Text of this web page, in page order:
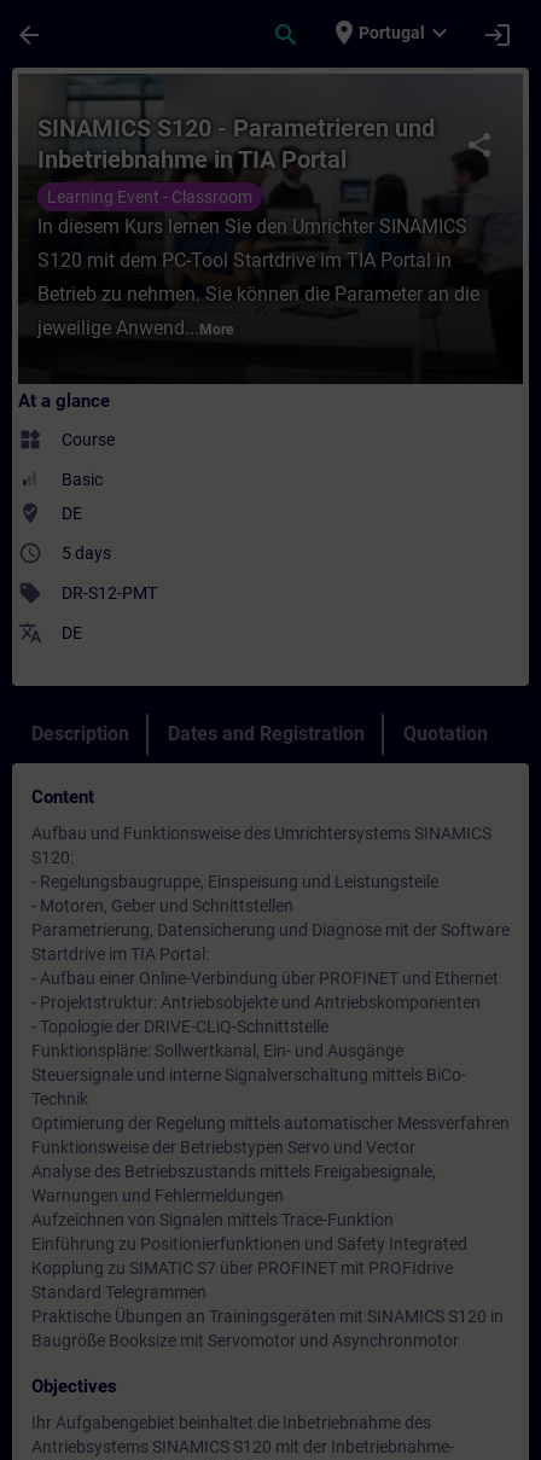
arrow_back search place Portugal expand_more login
Course - SINAMICS S120 -
share
SINAMICS S120 - Parametrieren und
Inbetriebnahme in TIA Portal
(Präsenz-Training)
Learning Event - Classroom
In diesem Kurs lernen Sie den Umrichter SINAMICS
S120 mit dem PC-Tool Startdrive im TIA Portal in
Betrieb zu nehmen. Sie können die Parameter an die
jeweilige Anwend... More
At a glance
widgets Course
Basic
where_to_vote DE
access_time 5 days
sell DR-S12-PMT
translate DE
Description Dates and Registration Quotation
Content
Aufbau und Funktionsweise des Umrichtersystems SINAMICS
S120:
- Regelungsbaugruppe, Einspeisung und Leistungsteile
- Motoren, Geber und Schnittstellen
Parametrierung, Datensicherung und Diagnose mit der Software
Startdrive im TIA Portal:
- Aufbau einer Online-Verbindung über PROFINET und Ethernet
- Projektstruktur: Antriebsobjekte und Antriebskomponenten
- Topologie der DRIVE-CLiQ-Schnittstelle
Funktionspläne: Sollwertkanal, Ein- und Ausgänge
Steuersignale und interne Signalverschaltung mittels BiCo-
Technik
Optimierung der Regelung mittels automatischer Messverfahren
Funktionsweise der Betriebstypen Servo und Vector
Analyse des Betriebszustands mittels Freigabesignale,
Warnungen und Fehlermeldungen
Aufzeichnen von Signalen mittels Trace-Funktion
Einführung zu Positionierfunktionen und Safety Integrated
Kopplung zu SIMATIC S7 über PROFINET mit PROFIdrive
Standard Telegrammen
Praktische Übungen an Trainingsgeräten mit SINAMICS S120 in
Baugröße Booksize mit Servomotor und Asynchronmotor
Objectives
Ihr Aufgabengebiet beinhaltet die Inbetriebnahme des
Antriebsystems SINAMICS S120 mit der Inbetriebnahme-